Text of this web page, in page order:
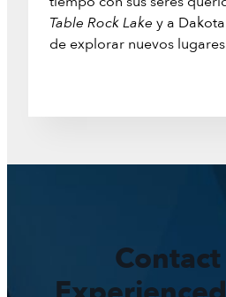
Table Rock Lake y a
de explorar nuevos